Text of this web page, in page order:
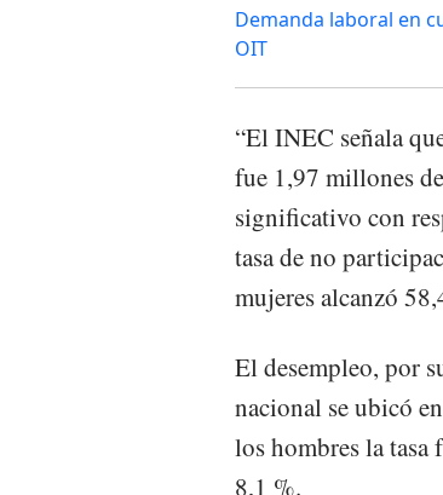
Demanda laboral en
OIT
“El INEC señala
fue 1,97 millones
significativo con
tasa de no
mujeres alcanzó
El desempleo, por
nacional se ubicó
los hombres la tasa
8,1 %.